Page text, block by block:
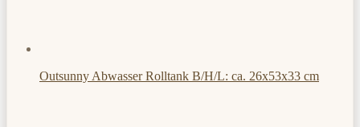
Outsunny Abwasser Rolltank B/H/L: ca. 26x53x33 cm